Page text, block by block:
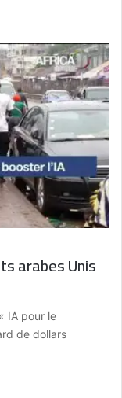
arabes Unis
IA pour le
de dollars